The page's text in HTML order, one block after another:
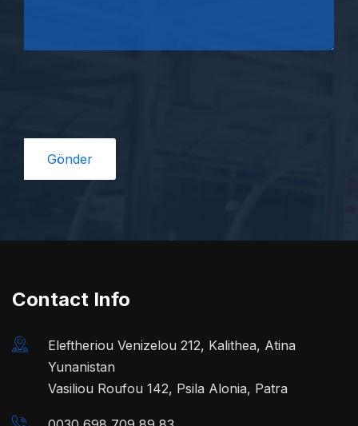
Contact Info
Eleftheriou Venizelou 212, Kalithea, Atina
Yunanistan
Vasiliou Roufou 142, Psila Alonia, Patra